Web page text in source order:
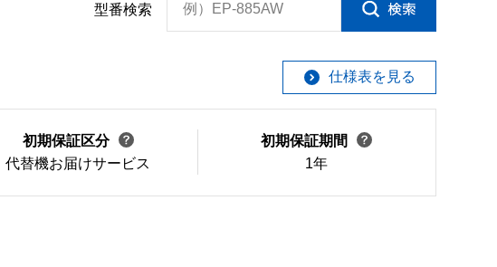
型番検索 例）EP-885AW
仕様表を見る
初期保証区分
代替機お届けサービス
初期保証期間
1年